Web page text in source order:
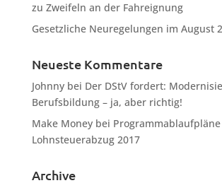
zu Zweifeln an der Fahreignung
Gesetzliche Neuregelungen im August
Neueste Kommentare
Johnnybei Der DStV fordert:
Berufsbildung – ja, aber richtig!
Make Moneybei
Lohnsteuerabzug 2017
Archive